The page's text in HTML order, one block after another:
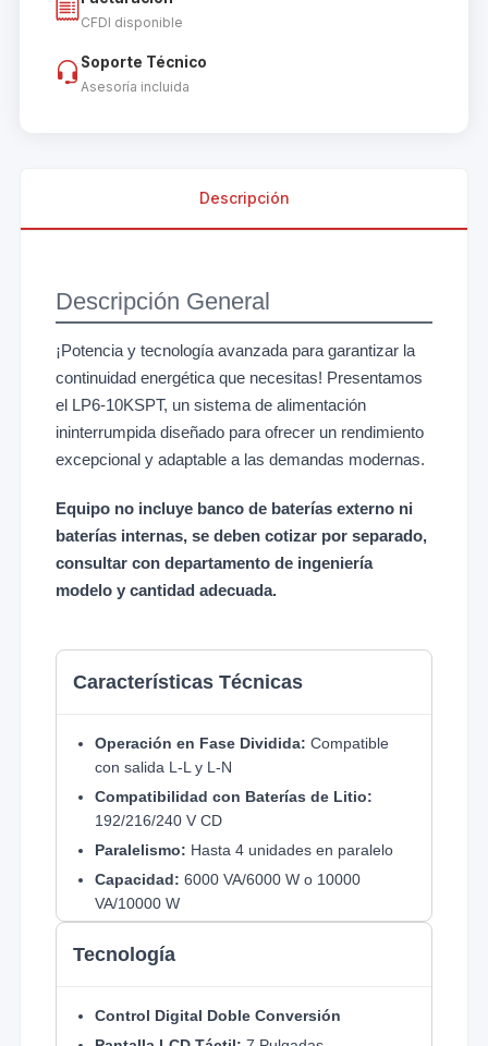
CFDI disponible
Soporte Técnico
Asesoría incluida
Descripción
Descripción General
¡Potencia y tecnología avanzada para garantizar la
continuidad energética que necesitas! Presentamos
el LP6-10KSPT, un sistema de alimentación
ininterrumpida diseñado para ofrecer un rendimiento
excepcional y adaptable a las demandas modernas.
Equipo no incluye banco de baterías externo ni
baterías internas, se deben cotizar por separado,
consultar con departamento de ingeniería
modelo y cantidad adecuada.
Características Técnicas
Operación en Fase Dividida: Compatible
con salida L-L y L-N
Compatibilidad con Baterías de Litio:
192/216/240 V CD
Paralelismo: Hasta 4 unidades en paralelo
Capacidad: 6000 VA/6000 W o 10000
VA/10000 W
Tecnología
Control Digital Doble Conversión